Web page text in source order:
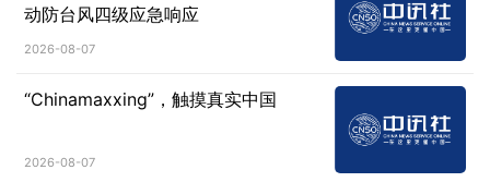
动防台风四级应急响应
2026-08-07
“Chinamaxxing”，触摸真实中国
2026-08-07